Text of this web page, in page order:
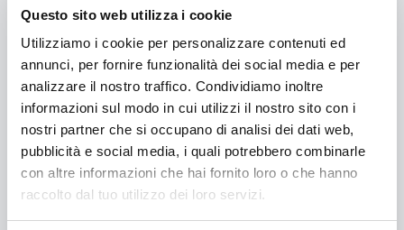
Questo sito web utilizza i cookie
Utilizziamo i cookie per personalizzare contenuti ed
annunci, per fornire funzionalità dei social media e per
analizzare il nostro traffico. Condividiamo inoltre
informazioni sul modo in cui utilizzi il nostro sito con i
nostri partner che si occupano di analisi dei dati web,
pubblicità e social media, i quali potrebbero combinarle
con altre informazioni che hai fornito loro o che hanno
raccolto dal tuo utilizzo dei loro servizi.